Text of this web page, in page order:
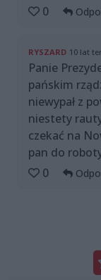
0
RYSZARD 10 lat
Panie
pańskim
niewypał z
niestety
czekać na
pan do
0